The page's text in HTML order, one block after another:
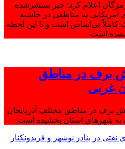
اعلام کرد: خبر منتشرشده
آمریکایی به مناطقی در حاشیه
بی‌اساس است و تا این لحظه
است.
برف در مناطق
غربی
برف در مناطق مختلف آذربایجان
شهرهای استان بخشیده است.